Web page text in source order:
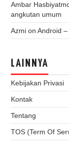
Ambar
angkutan umum
Azmi onAndroid
LAINNYA
Kebijakan Privasi
Kontak
Tentang
TOS (Term Of